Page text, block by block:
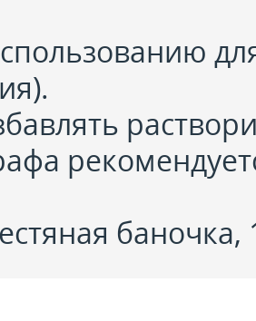
баночка,